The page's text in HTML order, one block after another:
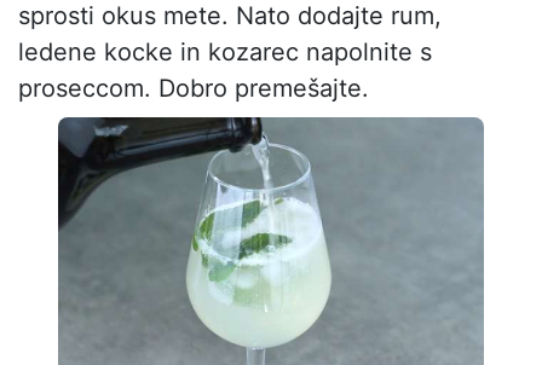
sprosti okus mete. Nato dodajte rum,
ledene kocke in kozarec napolnite s
proseccom. Dobro premešajte.